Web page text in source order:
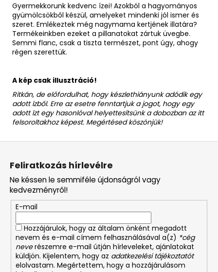
Gyermekkorunk kedvenc ízei! Azokból a hagyományos
gyümölcsökből készül, amelyeket mindenki jól ismer és
szeret. Emlékeztek még nagymama kertjének illatára?
Termékeinkben ezeket a pillanatokat zártuk üvegbe.
Semmi flanc, csak a tiszta természet, pont úgy, ahogy
régen szerettük.
A kép csak illusztráció!
Ritkán, de előfordulhat, hogy készlethiányunk adódik egy
adott ízből. Erre az esetre fenntartjuk a jogot, hogy egy
adott ízt egy hasonlóval helyettesítsünk a dobozban az itt
felsoroltakhoz képest. Megértésed köszönjük!
L
Feliratkozás hírlevélre
Ne késsen le semmiféle újdonságról vagy
kedvezményről!
E-mail
Hozzájárulok, hogy az általam önként megadott
nevem és e-mail címem felhasználásával a(z) *cég
neverészemre e-mail útján hírleveleket, ajánlatokat
küldjön. Kijelentem, hogy az adatkezelési tájékoztatót
elolvastam. Megértettem, hogy a hozzájárulásom